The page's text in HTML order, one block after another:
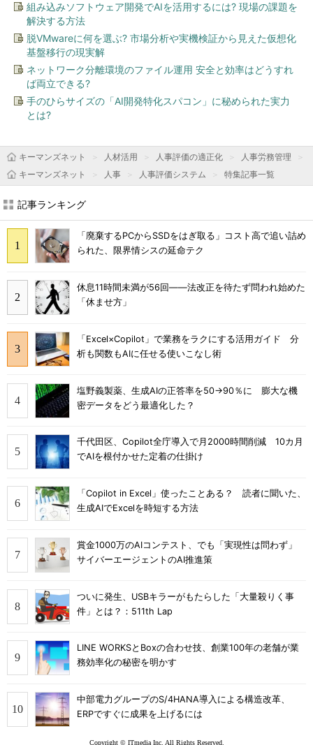
組み込みソフトウェア開発でAIを活用するには? 現場の課題を
解決する方法
脱VMwareに何を選ぶ? 市場分析や実機検証から見えた仮想化
基盤移行の現実解
ネットワーク分離環境のファイル運用 安全と効率はどうすれ
ば両立できる?
手のひらサイズの「AI開発特化スパコン」に秘められた実力
とは?
キーマンズネット 人材活用 人事評価の適正化 人事労務管理
キーマンズネット
人事 人事評価システム 特集記事一覧
記事ランキング
「廃棄するPCからSSDをはぎ取る」コスト高で追い詰め
られた、限界情シスの延命テク
休息11時間未満が56回――法改正を待たず問われ始めた
「休ませ方」
「Excel×Copilot」で業務をラクにする活用ガイド 分
析も関数もAIに任せる使いこなし術
塩野義製薬、生成AIの正答率を50→90％に 膨大な機
密データをどう最適化した？
千代田区、Copilot全庁導入で月2000時間削減 10カ月
でAIを根付かせた定着の仕掛け
「Copilot in Excel」使ったことある？ 読者に聞いた、
生成AIでExcelを時短する方法
賞金1000万のAIコンテスト、でも「実現性は問わず」
サイバーエージェントのAI推進策
ついに発生、USBキラーがもたらした「大量殺りく事
件」とは？：511th Lap
LINE WORKSとBoxの合わせ技、創業100年の老舗が業
務効率化の秘密を明かす
中部電力グループのS/4HANA導入による構造改革、
ERPですぐに成果を上げるには
Copyright © ITmedia Inc. All Rights Reserved.